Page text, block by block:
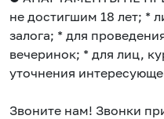
не достигшим 18 лет; *
залога; * для
вечеринок; * для лиц,
уточнения
Звоните нам! Звонки